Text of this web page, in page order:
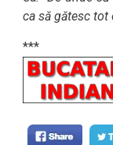
ca să gătesc tot
***